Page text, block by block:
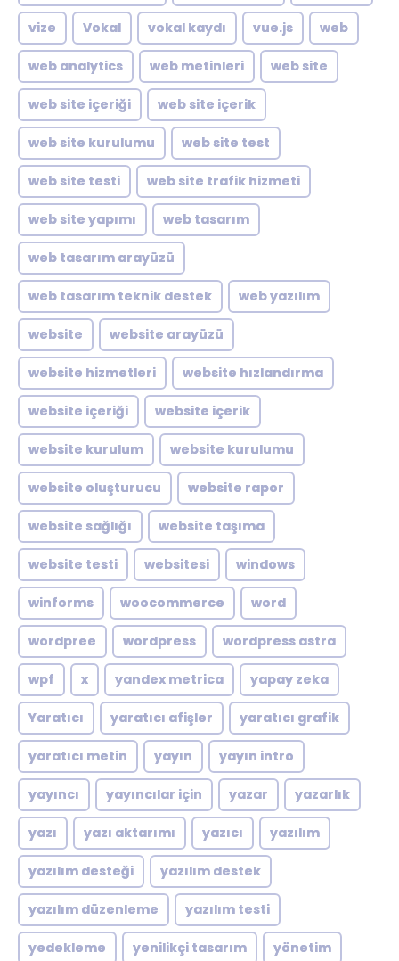
vize Vokal vokal kaydı vue.js web
web analytics web metinleri web site
web site içeriği web site içerik
web site kurulumu web site test
web site testi web site trafik hizmeti
web site yapımı web tasarım
web tasarım arayüzü
web tasarım teknik destek web yazılım
website website arayüzü
website hizmetleri website hızlandırma
website içeriği website içerik
website kurulum website kurulumu
website oluşturucu website rapor
website sağlığı website taşıma
website testi websitesi windows
winforms woocommerce word
wordpree wordpress wordpress astra
wpf x yandex metrica yapay zeka
Yaratıcı yaratıcı afişler yaratıcı grafik
yaratıcı metin yayın yayın intro
yayıncı yayıncılar için yazar yazarlık
yazı yazı aktarımı yazıcı yazılım
yazılım desteği yazılım destek
yazılım düzenleme yazılım testi
yedekleme yenilikçi tasarım yönetim